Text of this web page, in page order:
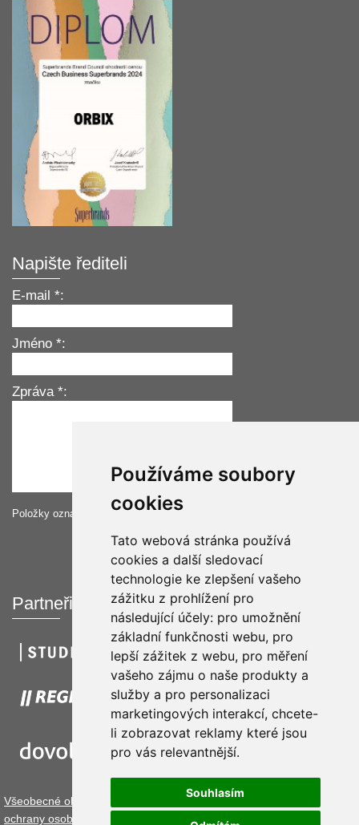
Používáme soubory
cookies
Tato webová stránka používá
cookies a další sledovací
technologie ke zlepšení vašeho
zážitku z prohlížení pro
následující účely: pro umožnění
základní funkčnosti webu, pro
lepší zážitek z webu, pro měření
vašeho zájmu o naše produkty a
služby a pro personalizaci
marketingových interakcí, chcete-
li zobrazovat reklamy které jsou
pro vás relevantnější.
Souhlasím
Napište řediteli
E-mail *:
Jméno *:
Zpráva *:
Položky označené hvězdičkou *musí být vyplněné.
Partneři
Všeobecné obchodní podmínky. Podmínky užívání cookies
ochrany osobních údajů
Pravidla online platformy